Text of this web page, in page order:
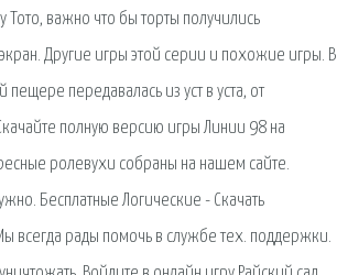
Тото, важно что бы торты получились
Другие игры этой серии и похожие игры. В
передавалась из уст в уста, от
полную версию игры Линии 98 на
ролевухи собраны на нашем сайте.
Бесплатные Логические - Скачать
всегда рады помочь в службе тех. поддержки.